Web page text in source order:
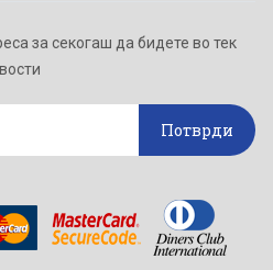
за секогаш да бидете во тек
Потврди